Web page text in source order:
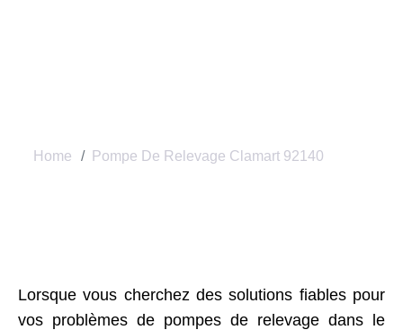
Home Pompe De Relevage Clamart 92140
Lorsque vous cherchez des solutions fiables pour
vos problèmes de pompes de relevage dans le